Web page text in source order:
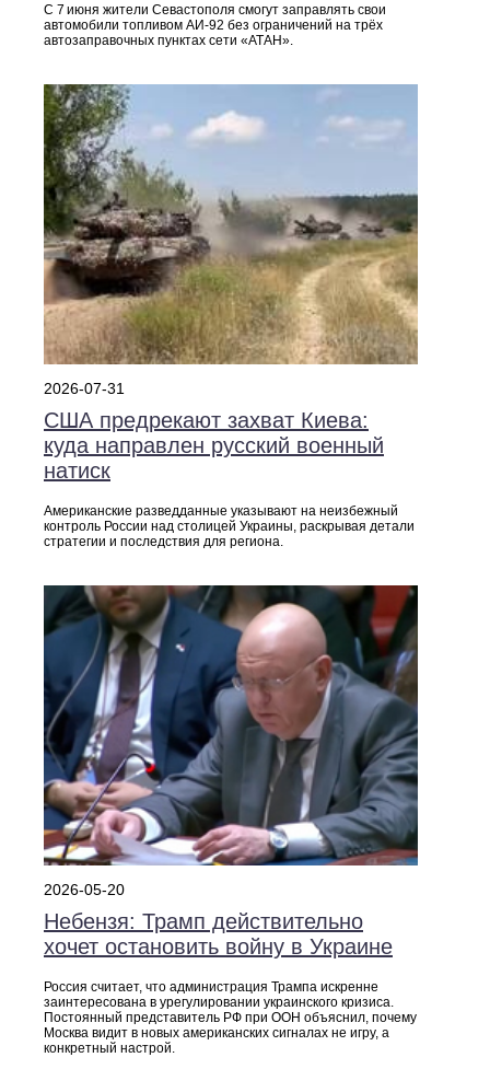
С 7 июня жители Севастополя смогут заправлять свои
автомобили топливом АИ‑92 без ограничений на трёх
автозаправочных пунктах сети «АТАН».
2026-07-31
США предрекают захват Киева:
куда направлен русский военный
натиск
Американские разведданные указывают на неизбежный
контроль России над столицей Украины, раскрывая детали
стратегии и последствия для региона.
2026-05-20
Небензя: Трамп действительно
хочет остановить войну в Украине
Россия считает, что администрация Трампа искренне
заинтересована в урегулировании украинского кризиса.
Постоянный представитель РФ при ООН объяснил, почему
Москва видит в новых американских сигналах не игру, а
конкретный настрой.